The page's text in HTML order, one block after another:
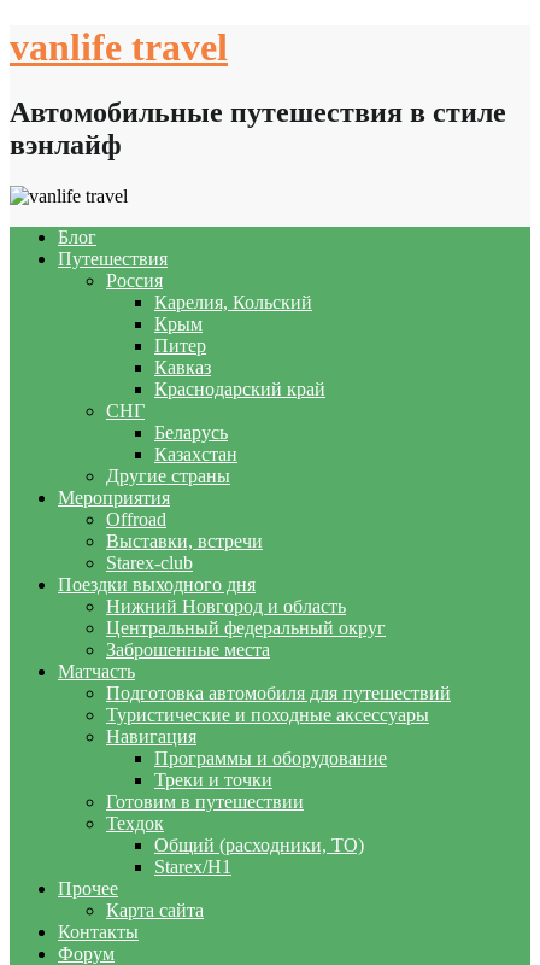
to
vanlife travel
Автомобильные путешествия в стиле
вэнлайф
Блог
Путешествия
Россия
Карелия, Кольский
Крым
Питер
Кавказ
Краснодарский край
СНГ
Беларусь
Казахстан
Другие страны
Мероприятия
Offroad
Выставки, встречи
Starex-club
Поездки выходного дня
Нижний Новгород и область
Центральный федеральный округ
Заброшенные места
Матчасть
Подготовка автомобиля для путешествий
Туристические и походные аксессуары
Навигация
Программы и оборудование
Треки и точки
Готовим в путешествии
Техдок
Общий (расходники, ТО)
Starex/H1
Прочее
Карта сайта
Контакты
Форум